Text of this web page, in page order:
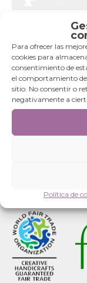
Para ofrecer las
cookies para
consentimiento de
el comportamiento de
sitio. No consentir o
negativamente a
Política de